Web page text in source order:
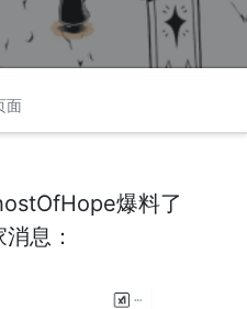
面
爆料了
息：